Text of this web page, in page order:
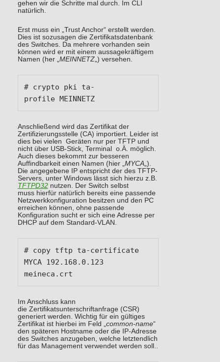
gehen wir die Schritte mal durch. Im CLI
natürlich.
Erst muss ein „Trust Anchor“ erstellt werden.
Dies ist sozusagen die Zertifikatsdatenbank
des Switches. Da mehrere vorhanden sein
können wird er mit einem aussagekräftigem
Namen (her „MEINNETZ„) versehen.
# crypto pki ta-
profile MEINNETZ
Anschließend wird das Zertifikat der
Zertifizierungsstelle (CA) importiert. Leider ist
dies bei vielen Geräten nur per TFTP und
nicht über USB-Stick, Terminal o.Ä. möglich.
Auch dieses bekommt zur besseren
Auffindbarkeit einen Namen (hier „MYCA„).
Die angegebene IP entspricht der des TFTP-
Servers, unter Windows lässt sich hierzu z.B.
TFTPD32nutzen. Der Switch selbst
muss hierfür natürlich bereits eine passende
Netzwerkkonfiguration besitzen und den PC
erreichen können, ohne passende
Konfiguration sucht er sich eine Adresse per
DHCP auf dem Standard-VLAN.
# copy tftp ta-certificate
MYCA 192.168.0.123
meineca.crt
Im Anschluss kann
die Zertifikatsunterschriftanfrage (CSR)
generiert werden. Wichtig für ein gültiges
Zertifikat ist hierbei im Feld „common-name“
den späteren Hostname oder die IP-Adresse
des Switches anzugeben, welche letztendlich
für das Management verwendet werden soll..